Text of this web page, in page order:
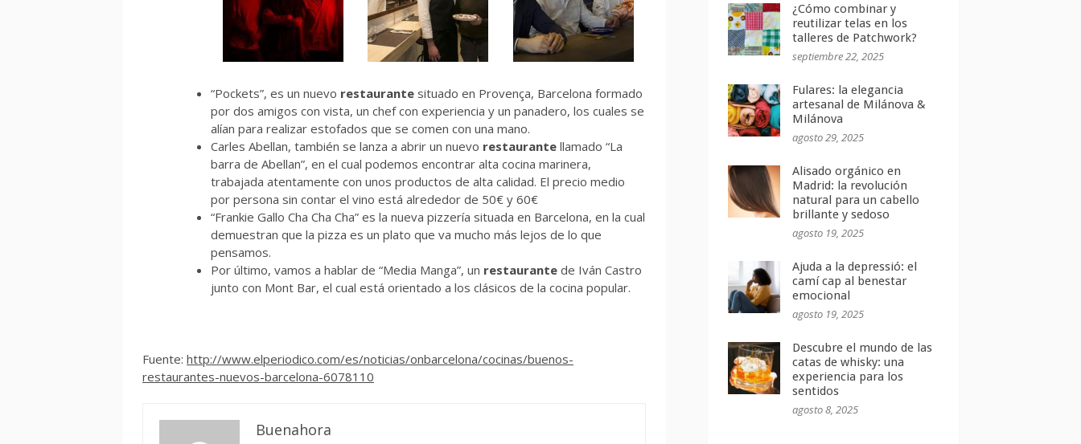
“Pockets”, es un nuevo restaurante situado en Provença, Barcelona formado
por dos amigos con vista, un chef con experiencia y un panadero, los cuales se
alían para realizar estofados que se comen con una mano.
Carles Abellan, también se lanza a abrir un nuevo restaurante llamado “La
barra de Abellan”, en el cual podemos encontrar alta cocina marinera,
trabajada atentamente con unos productos de alta calidad. El precio medio
por persona sin contar el vino está alrededor de 50€ y 60€
“Frankie Gallo Cha Cha Cha” es la nueva pizzería situada en Barcelona, en la cual
demuestran que la pizza es un plato que va mucho más lejos de lo que
pensamos.
Por último, vamos a hablar de “Media Manga”, un restaurante de Iván Castro
junto con Mont Bar, el cual está orientado a los clásicos de la cocina popular.
Fuente: http://www.elperiodico.com/es/noticias/onbarcelona/cocinas/buenos-
restaurantes-nuevos-barcelona-6078110
Buenahora
¿Cómo combinar y
reutilizar telas en los
talleres de Patchwork?
septiembre 22, 2025
Fulares: la elegancia
artesanal de Milánova &
Milánova
agosto 29, 2025
Alisado orgánico en
Madrid: la revolución
natural para un cabello
brillante y sedoso
agosto 19, 2025
Ajuda a la depressió: el
camí cap al benestar
emocional
agosto 19, 2025
Descubre el mundo de las
catas de whisky: una
experiencia para los
sentidos
agosto 8, 2025